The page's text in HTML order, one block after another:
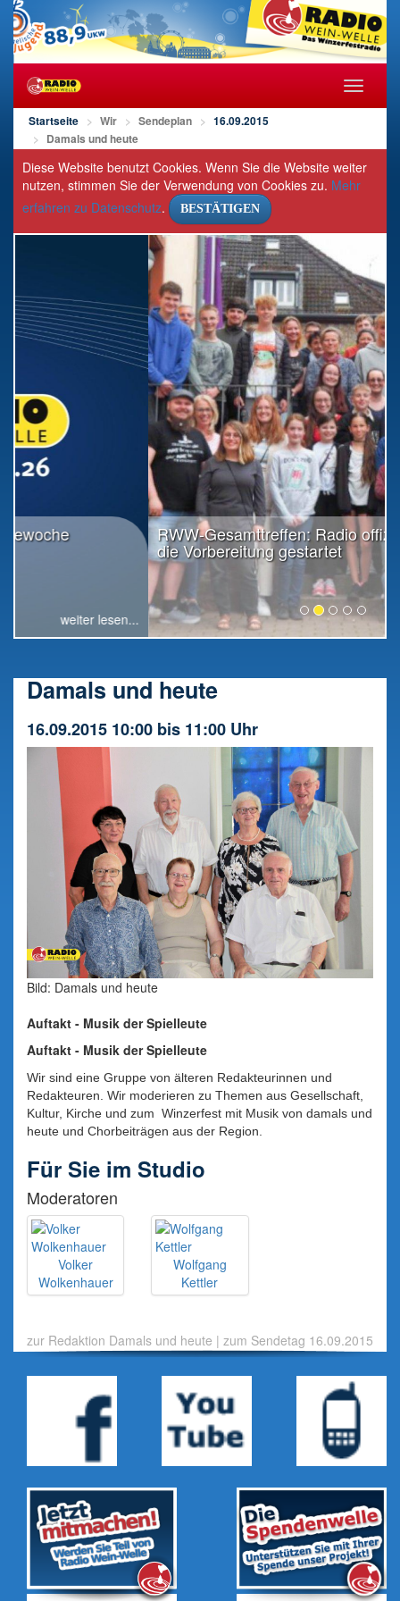
öffnen/
Startseite Wir Sendeplan
16.09.2015
Damals und heute
Diese Website benutzt Cookies. Wenn Sie die Website weiter
nutzen, stimmen Sie der Verwendung von Cookies zu. Mehr
erfahren zu Datenschutz. BESTÄTIGEN
RWW-Gesamttreffen: Radio offiziell in
die Vorbereitung gestartet
weiter lesen...
Damals und heute
16.09.2015 10:00 bis 11:00 Uhr
Bild: Damals und heute
Auftakt - Musik der Spielleute
Auftakt - Musik der Spielleute
Wir sind eine Gruppe von älteren Redakteurinnen und
Redakteuren. Wir moderieren zu Themen aus Gesellschaft,
Kultur, Kirche und zum Winzerfest mit Musik von damals und
heute und Chorbeiträgen aus der Region.
Für Sie im Studio
Moderatoren
Volker
Wolkenhauer
Wolfgang
Kettler
zur Redaktion Damals und heute | zum Sendetag 16.09.2015